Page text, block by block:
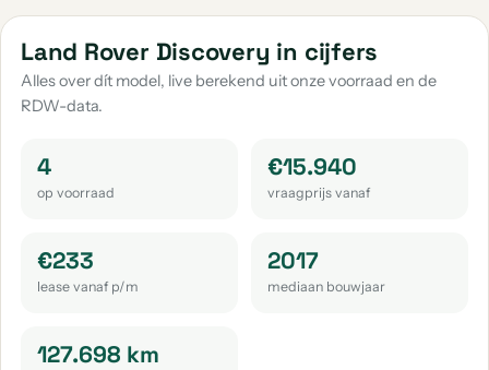
Land Rover Discovery Sport
aantal: 3
Land Rover 109
aantal: 1
Land Rover Evoque
Land Rover Discovery in cijfers
Alles over dít model, live berekend uit onze voorraad en de
RDW-data.
4
op voorraad
€15.940
vraagprijs vanaf
€233
lease vanaf p/m
2017
mediaan bouwjaar
127.698 km